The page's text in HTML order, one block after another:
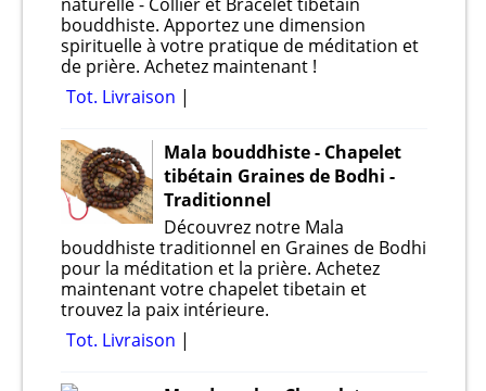
bouddhiste. Apportez une dimension
spirituelle à votre pratique de méditation et
de prière. Achetez maintenant !
Tot. Livraison
Mala bouddhiste - Chapelet
tibétain Graines de Bodhi -
Traditionnel
Découvrez notre Mala
bouddhiste traditionnel en Graines de Bodhi
pour la méditation et la prière. Achetez
maintenant votre chapelet tibetain et
trouvez la paix intérieure.
Tot. Livraison